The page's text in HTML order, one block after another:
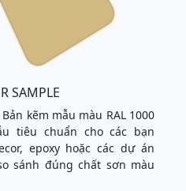
SAMPLE
kẽm mẫu màu RAL 1000
tiêu chuẩn cho các bạn
epoxy hoặc các dự án
sánh đúng chất sơn màu